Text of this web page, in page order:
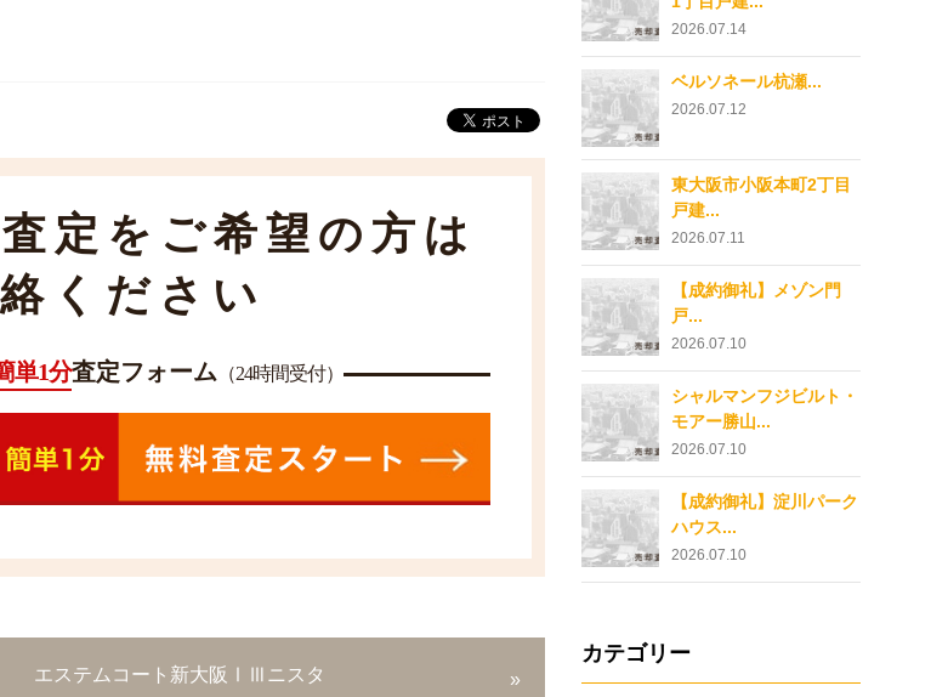
定をご希望の方は
ください
単1分査定フォーム （24時間受付）
エステムコート新大阪ⅠⅢニスタ
2026.07.14
ベルソネール杭瀬...
2026.07.12
東大阪市小阪本町2丁目
戸建...
2026.07.11
【成約御礼】メゾン門
戸...
2026.07.10
シャルマンフジビルト・
モアー勝山...
2026.07.10
【成約御礼】淀川パーク
ハウス...
2026.07.10
カテゴリー